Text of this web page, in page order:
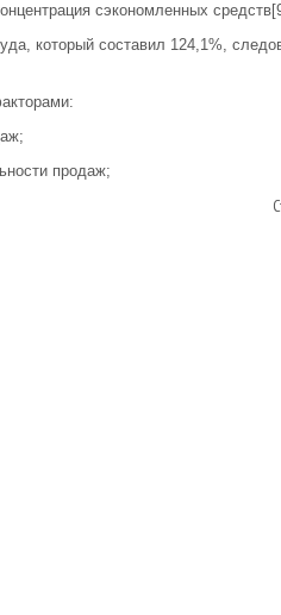
сэкономленных
который составил 124,1%,
продаж;